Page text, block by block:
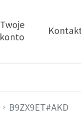
Twoje
konto
B9ZX9ET#AKD